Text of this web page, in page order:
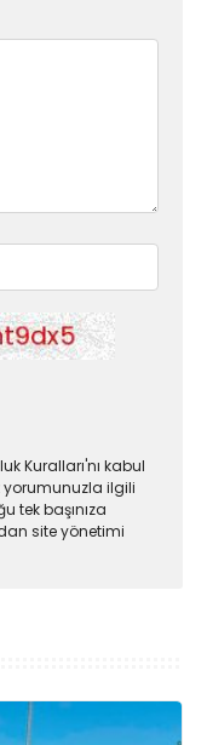
Kuralları'nı kabul
yorumunuzla ilgili
tek başınıza
site yönetimi